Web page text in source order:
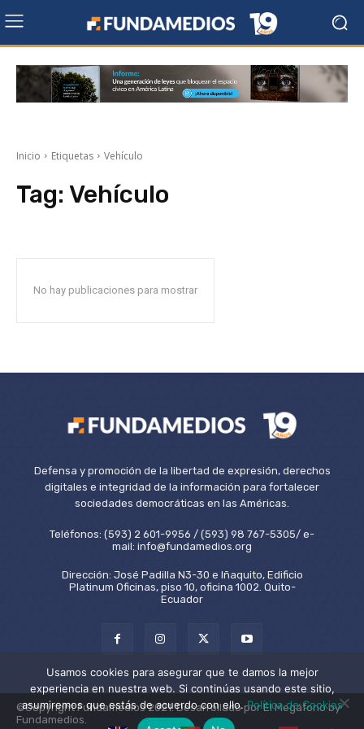
Inicio Etiquetas Vehículo
Tag: Vehículo
No hay publicaciones para mostrar
Defensa y promoción de la libertad de expresión, derechos
digitales e integridad de la información para fortalecer
sociedades democráticas en las Américas.
Teléfonos: (593) 2 601-9956 / (593) 98 767-5305/ e-
mail: info@fundamedios.org
Dirección: José Padilla N3-30 e Iñaquito, Edificio
Platinum Oficinas, piso 10, oficina 1002. Quito-
Ecuador
©Copyright Fundamedios 2021. Desarrollado por El Megáfono by
Fundamedios.
Usamos cookies para asegurar que te damos la mejor
experiencia en nuestra web. Si continúas usando este sitio,
asumiremos que estás de acuerdo con ello.Política de Cookies